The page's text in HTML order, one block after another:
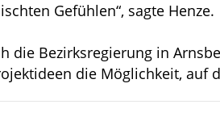
Gefühlen“, sagte Henze.
Bezirksregierung in
die Möglichkeit, auf